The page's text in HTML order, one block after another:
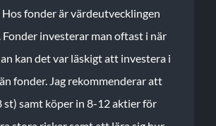
Hos fonder är värdeutvecklingen
investerar man oftast i när
kan det var läskigt att investera i
fonder. Jag rekommenderar att
st) samt köper in 8-12 aktier för